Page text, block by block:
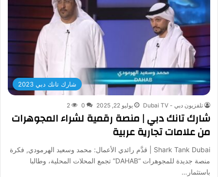
شارك تانك دبي 2023
تلفزيون دبي - Dubai TV يوليو 22, 2025 0
2
شارك تانك دبي | منصة رقمية لشراء المجوهرات
من علامات تجارية عربية
Shark Tank Dubai | قدَّم رائدي الأعمال: محمد وسعيد الهرمودي, فكرة
منصة جديدة للمجوهرات “DAHAB” تجمع المحلات المحلية، وطالبا
باستثمار…